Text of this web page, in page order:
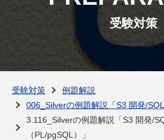
資格取得のメリ
受験対策
受験対策
受験対策
例題解説
006_Silverの例題解説「S3 開発/
3.116_Silverの例題解説「S3 開発/
（PL/pgSQL）」